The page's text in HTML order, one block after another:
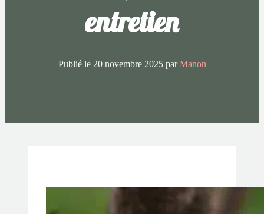
entretien
Publié le 20 novembre 2025parManon